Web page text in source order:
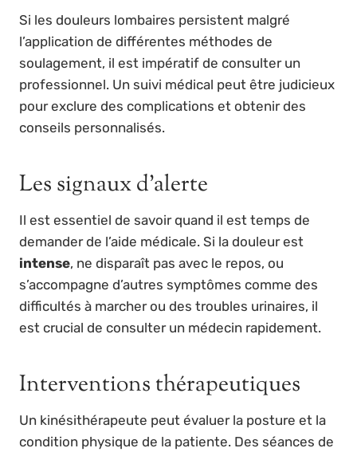
Si les douleurs lombaires persistent malgré
l’application de différentes méthodes de
soulagement, il est impératif de consulter un
professionnel. Un suivi médical peut être judicieux
pour exclure des complications et obtenir des
conseils personnalisés.
Les signaux d’alerte
Il est essentiel de savoir quand il est temps de
demander de l’aide médicale. Si la douleur est
intense, ne disparaît pas avec le repos, ou
s’accompagne d’autres symptômes comme des
difficultés à marcher ou des troubles urinaires, il
est crucial de consulter un médecin rapidement.
Interventions thérapeutiques
Un kinésithérapeute peut évaluer la posture et la
condition physique de la patiente. Des séances de